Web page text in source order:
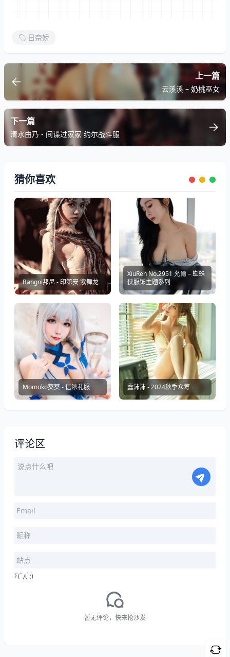
日奈娇
上一篇
云溪溪 – 奶桃巫女
下一篇
清水由乃 - 间谍过家家 约尔战斗服
猜你喜欢
Bangni邦尼 - 印第安 紫舞龙
XiuRen No.2951 允爾 – 蜘蛛
侠服饰主题系列
Momoko葵葵 - 信浓礼服 蠢沫沫 - 2024秋季众筹
评论区
Σ(ﾟдﾟ;)
暂无评论，快来抢沙发